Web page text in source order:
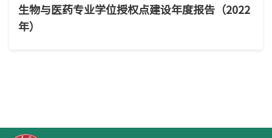
生物与医药专业学位授权点建设年度报告（2022
年）